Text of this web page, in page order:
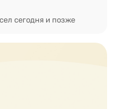
сегодня и позже